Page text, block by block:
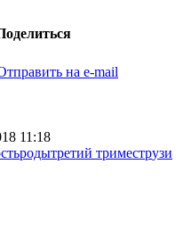
на e-mail
11:18
родытретий триместрузи